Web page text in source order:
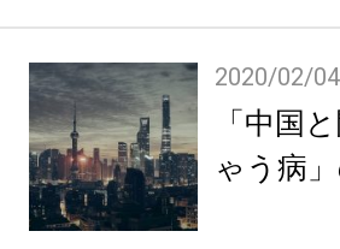
2020/02/04
「中国
ゃう病